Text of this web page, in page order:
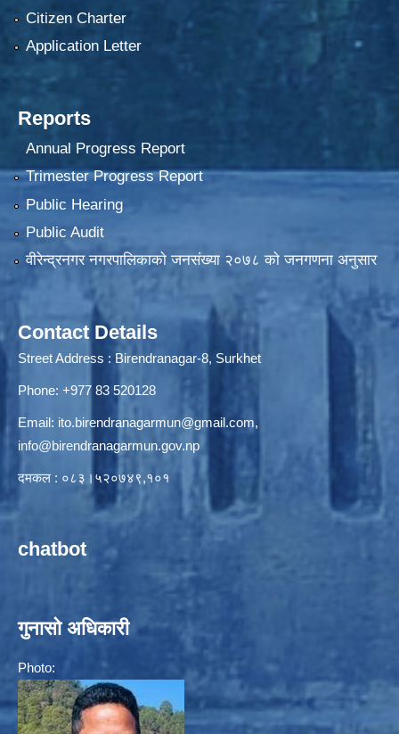
Citizen Charter
Application Letter
Reports
Annual Progress Report
Trimester Progress Report
Public Hearing
Public Audit
वीरेन्द्रनगर नगरपालिकाकाे जनसंख्या २०७८ काे जनगणना अनुसार
Contact Details
Street Address : Birendranagar-8, Surkhet
Phone: +977 83 520128
Email: ito.birendranagarmun@gmail.com,
info@birendranagarmun.gov.np
दमकल : ०८३।५२०७४९,१०१
chatbot
गुनासो अधिकारी
Photo: